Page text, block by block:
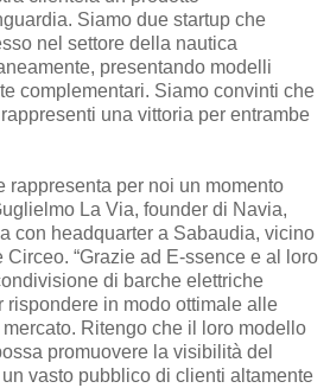
Siamo due startup che
nel settore della nautica
presentando modelli
complementari. Siamo convinti che
una vittoria per entrambe
rappresenta per noi un momento
La Via, founder di Navia,
con headquarter a Sabaudia, vicino
“Grazie ad E-ssence e al loro
di barche elettriche
rispondere in modo ottimale alle
Ritengo che il loro modello
promuovere la visibilità del
vasto pubblico di clienti altamente